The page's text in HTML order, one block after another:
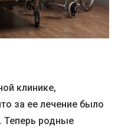
клинике,
за ее лечение было
Теперь родные